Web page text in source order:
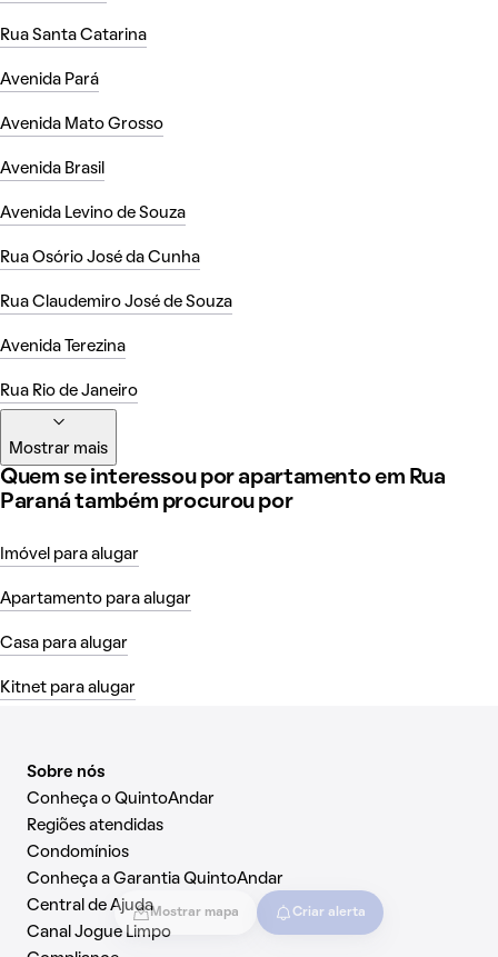
Mostrar mapa Criar alerta
Rua Santa Catarina
Avenida Pará
Avenida Mato Grosso
Avenida Brasil
Avenida Levino de Souza
Rua Osório José da Cunha
Rua Claudemiro José de Souza
Avenida Terezina
Rua Rio de Janeiro
Mostrar mais
Quem se interessou por apartamento em Rua
Paraná também procurou por
Imóvel para alugar
Apartamento para alugar
Casa para alugar
Kitnet para alugar
Sobre nós
Conheça o QuintoAndar
Regiões atendidas
Condomínios
Conheça a Garantia QuintoAndar
Central de Ajuda
Canal Jogue Limpo